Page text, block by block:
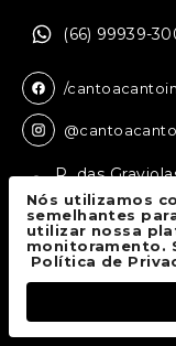
(66) 99939-
/
R. das
Sinop - MT,
Canto
Nós utilizamos
semelhantes
utilizar nossa
monitoramento.
Política de